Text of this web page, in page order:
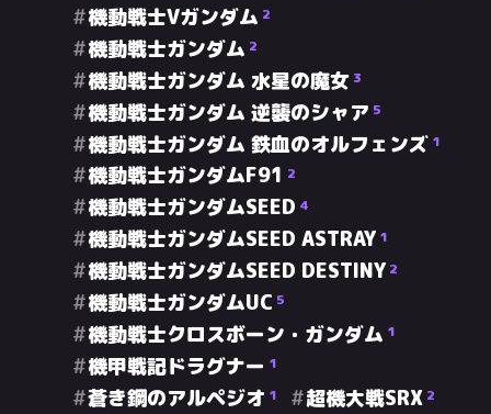
機動戦士Vガンダム 2
機動戦士ガンダム 2
機動戦士ガンダム 水星の魔女 3
機動戦士ガンダム 逆襲のシャア 5
機動戦士ガンダム 鉄血のオルフェンズ 1
機動戦士ガンダムF91 2
機動戦士ガンダムSEED 4
機動戦士ガンダムSEED ASTRAY 1
機動戦士ガンダムSEED DESTINY 2
機動戦士ガンダムUC 5
機動戦士クロスボーン・ガンダム 1
機甲戦記ドラグナー 1
蒼き鋼のアルペジオ 1 超機大戦SRX 2